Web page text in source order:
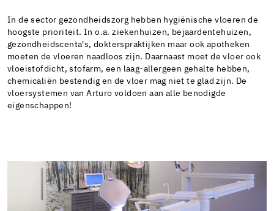
In de sector gezondheidszorg hebben hygiënische vloeren de
hoogste prioriteit. In o.a. ziekenhuizen, bejaardentehuizen,
gezondheidscenta's, dokterspraktijken maar ook apotheken
moeten de vloeren naadloos zijn. Daarnaast moet de vloer ook
vloeistofdicht, stofarm, een laag-allergeen gehalte hebben,
chemicaliën bestendig en de vloer mag niet te glad zijn. De
vloersystemen van Arturo voldoen aan alle benodigde
eigenschappen!